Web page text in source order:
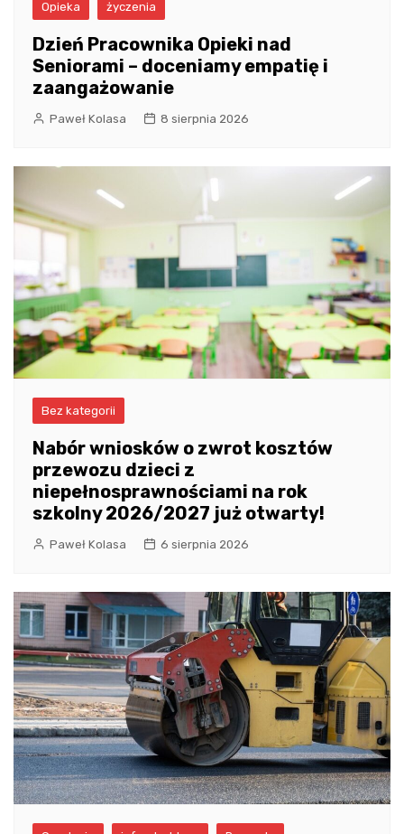
Opieka życzenia
Dzień Pracownika Opieki nad
Seniorami – doceniamy empatię i
zaangażowanie
Paweł Kolasa 8 sierpnia 2026
Bez kategorii
Nabór wniosków o zwrot kosztów
przewozu dzieci z
niepełnosprawnościami na rok
szkolny 2026/2027 już otwarty!
Paweł Kolasa 6 sierpnia 2026